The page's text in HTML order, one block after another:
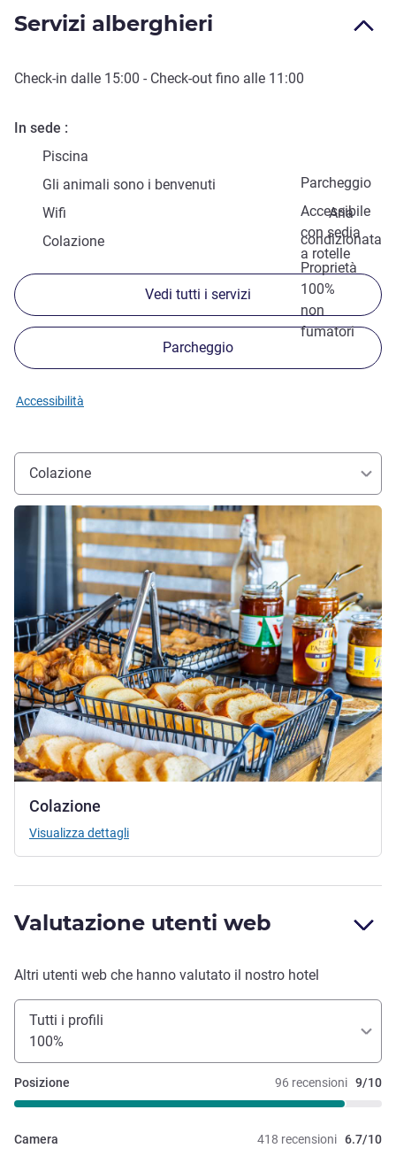
Servizi alberghieri
Check-in dalle 15:00 - Check-out fino alle 11:00
In sede
Piscina
Parcheggio
Gli animali sono i benvenuti
Accessibile
con sedia
a rotelle
Wifi
Aria
condizionata
Colazione
Proprietà
100%
non
fumatori
Vedi tutti i servizi
Parcheggio
Accessibilità
Colazione
Colazione
Visualizza dettagli
Visualizza dettagli
Valutazione utenti web
Altri utenti web che hanno valutato il nostro hotel
Tutti i profili
100%
96 recensioni 9/10
Posizione
418 recensioni 6.7/10
Camera